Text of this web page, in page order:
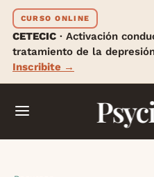
CURSO ONLINE
CETECIC · Activación
tratamiento de la
Inscribite →